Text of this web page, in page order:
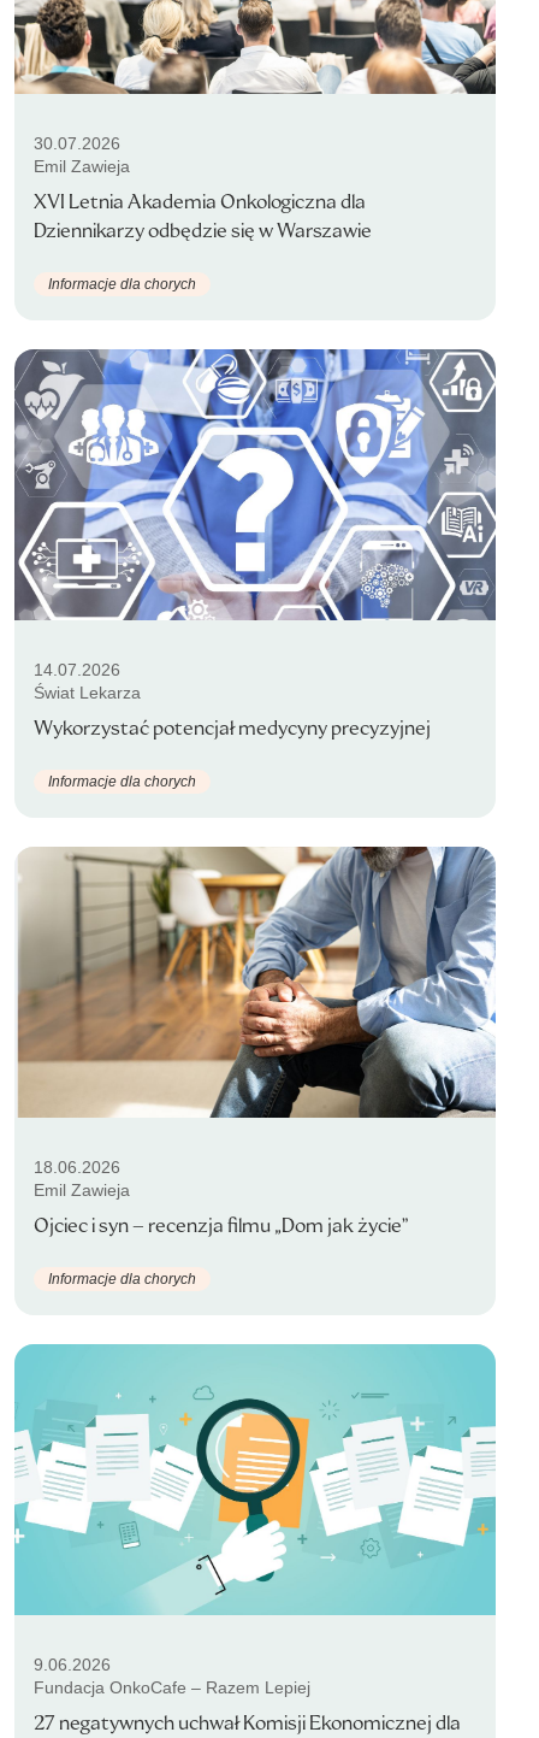
30.07.2026
Emil Zawieja
XVI Letnia Akademia Onkologiczna dla
Dziennikarzy odbędzie się w Warszawie
Informacje dla chorych
14.07.2026
Świat Lekarza
Wykorzystać potencjał medycyny precyzyjnej
Informacje dla chorych
18.06.2026
Emil Zawieja
Ojciec i syn – recenzja filmu „Dom jak życie”
Informacje dla chorych
9.06.2026
Fundacja OnkoCafe – Razem Lepiej
27 negatywnych uchwał Komisji Ekonomicznej dla